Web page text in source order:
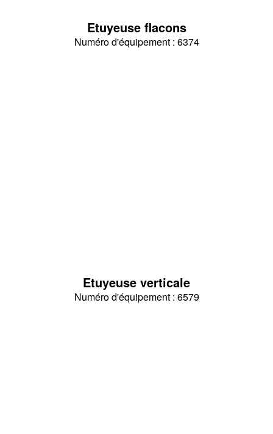
Etuyeuse flacons
Numéro d'équipement : 6374
Etuyeuse verticale
Numéro d'équipement : 6579